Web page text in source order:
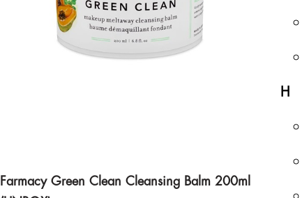
Farmacy Green Clean Cleansing Balm 200ml
H